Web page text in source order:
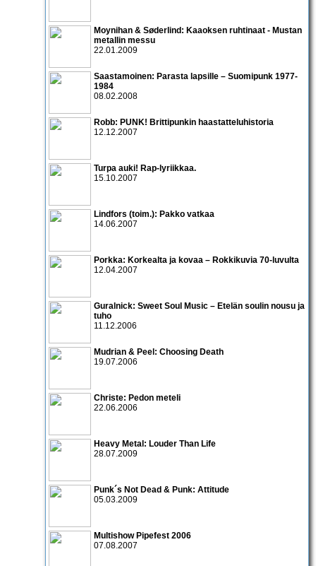
Moynihan & Søderlind: Kaaoksen ruhtinaat - Mustan
metallin messu
22.01.2009
Saastamoinen: Parasta lapsille – Suomipunk 1977-
1984
08.02.2008
Robb: PUNK! Brittipunkin haastatteluhistoria
12.12.2007
Turpa auki! Rap-lyriikkaa.
15.10.2007
Lindfors (toim.): Pakko vatkaa
14.06.2007
Porkka: Korkealta ja kovaa – Rokkikuvia 70-luvulta
12.04.2007
Guralnick: Sweet Soul Music – Etelän soulin nousu ja
tuho
11.12.2006
Mudrian & Peel: Choosing Death
19.07.2006
Christe: Pedon meteli
22.06.2006
Heavy Metal: Louder Than Life
28.07.2009
Punk´s Not Dead & Punk: Attitude
05.03.2009
Multishow Pipefest 2006
07.08.2007